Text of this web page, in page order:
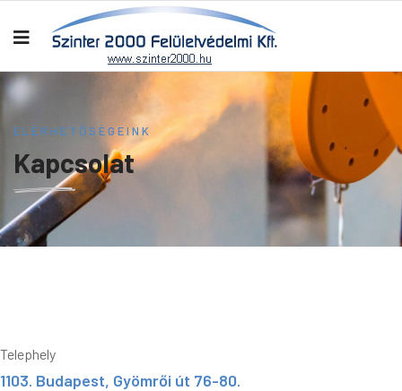
ELÉRHETŐSÉGEINK
Kapcsolat
Telephely
1103. Budapest, Gyömrői út 76-80.